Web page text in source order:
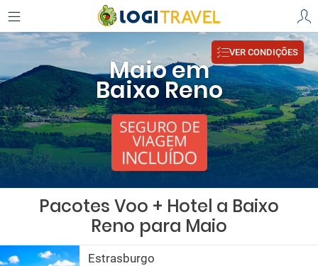
Maio em
Baixo Reno
VER CONDIÇÕES
Pacotes Voo + Hotel a Baixo
Reno para Maio
Estrasburgo